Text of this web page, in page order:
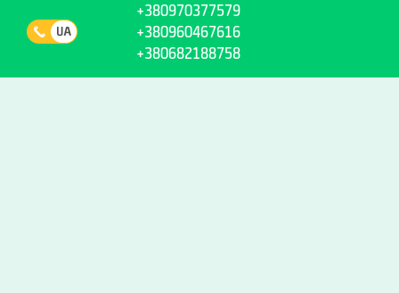
+380970377579
+380960467616
+380682188758